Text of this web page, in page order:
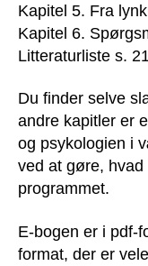
Kapitel 5. Fra
Kapitel 6.
Litteraturliste s.
Du finder selve
andre kapitler er
og psykologien i
ved at gøre,
programmet.
E-bogen er i pdf-
format, der er